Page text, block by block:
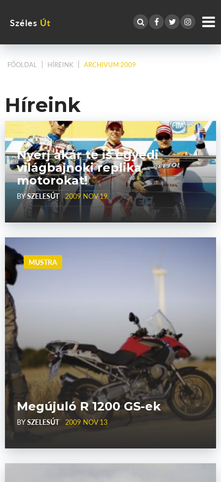
Széles Út
FŐOLDAL HÍREINK ARCHIVUM 2009
Híreink
Nyerj akár te is egyedi
világbajnoki replika
motorokat!
BYSZELESÚT 2009 NOV 19
MUSTRA
Megújuló R 1200 GS-ek
BYSZELESÚT 2009 NOV 13